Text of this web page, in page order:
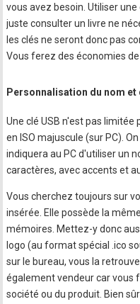
vous avez besoin. Utiliser une
juste consulter un livre ne
les clés ne seront donc pas
Vous ferez des économies
Personnalisation du nom et
Une clé USB n'est pas
en ISO majuscule (sur PC).
indiquera au PC d'utiliser un
caractères, avec accents et
Vous cherchez toujours sur
insérée. Elle possède la
mémoires. Mettez-y donc
logo (au format spécial .ico
sur le bureau, vous la
également vendeur car vous
société ou du produit. Bien